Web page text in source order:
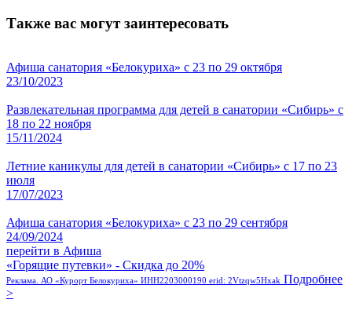
Также вас могут заинтересовать
Афиша санатория «Белокуриха» с 23 по 29 октября
23/10/2023
Развлекательная программа для детей в санатории «Сибирь» с
18 по 22 ноября
15/11/2024
Летние каникулы для детей в санатории «Сибирь» с 17 по 23
июля
17/07/2023
Афиша санатория «Белокуриха» с 23 по 29 сентября
24/09/2024
перейти в Афиша
«Горящие путевки» - Скидка до 20%
Реклама. АО «Курорт Белокуриха» ИНН2203000190 erid: 2Vtzqw5Hxak Подробнее
>